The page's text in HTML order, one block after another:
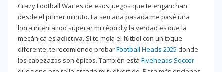
Crazy Football War es de esos juegos que te enganchan
desde el primer minuto. La semana pasada me pasé una
hora intentando superar mi récord y la verdad es que la
mecánica es adictiva. Si te mola el fútbol con un toque
diferente, te recomiendo probarFootball Heads 2025 donde
los cabezazos son épicos. También está Fiveheads Soccer